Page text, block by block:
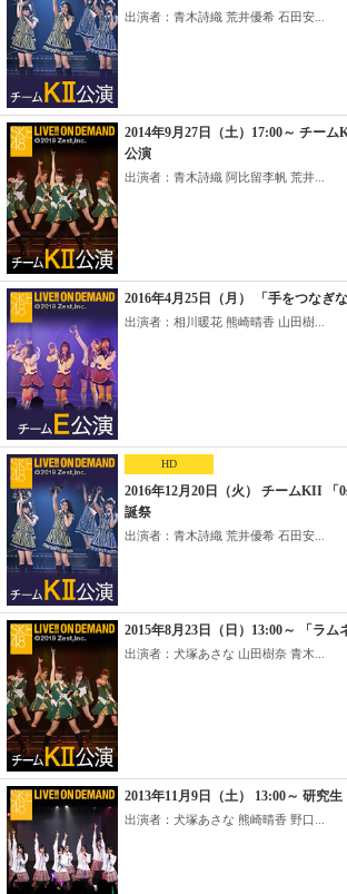
出演者：青木詩織 荒井優希 石田安...
2014年9月27日（土）17:00～ チーム
公演
出演者：青木詩織 阿比留李帆 荒井...
2016年4月25日（月） 「手をつなぎ
出演者：相川暖花 熊崎晴香 山田樹...
HD
2016年12月20日（火） チームKII 「
誕祭
出演者：青木詩織 荒井優希 石田安...
2015年8月23日（日）13:00～ 「ラム
出演者：犬塚あさな 山田樹奈 青木...
2013年11月9日（土） 13:00～ 研究
出演者：犬塚あさな 熊崎晴香 野口...